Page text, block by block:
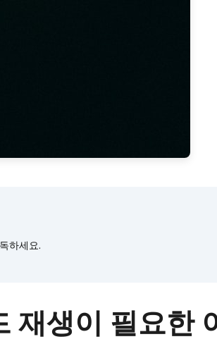
하세요.
재생이 필요한